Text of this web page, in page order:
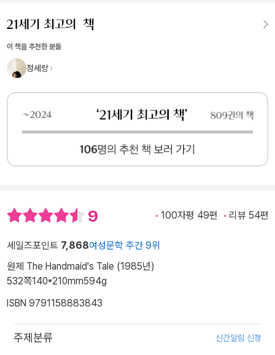
이 책을 추천한 분들
정세랑
9 100자평 49편 리뷰 54편
세일즈포인트 7,868여성문학 주간 9위
원제 The Handmaid's Tale (1985년)
532쪽140*210mm594g
ISBN 9791158883843
주제분류 신간알림 신청